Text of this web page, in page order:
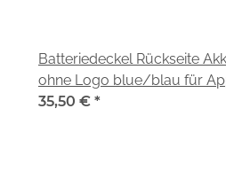
Batteriedeckel Rückseite
ohne Logo blue/blau für
XR (A2105)
35,50 € *